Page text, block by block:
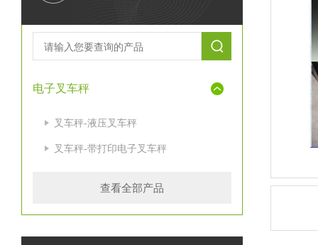
电子叉车秤
叉车秤-液压叉车秤
叉车秤-带打印电子叉车秤
查看全部产品